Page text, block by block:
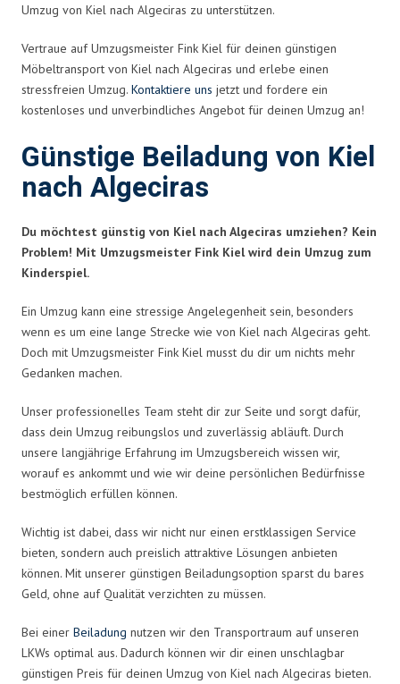
Umzug von Kiel nach Algeciras zu unterstützen.
Vertraue auf Umzugsmeister Fink Kiel für deinen günstigen
Möbeltransport von Kiel nach Algeciras und erlebe einen
stressfreien Umzug. Kontaktiere uns jetzt und fordere ein
kostenloses und unverbindliches Angebot für deinen Umzug an!
Günstige Beiladung von Kiel
nach Algeciras
Du möchtest günstig von Kiel nach Algeciras umziehen? Kein
Problem! Mit Umzugsmeister Fink Kiel wird dein Umzug zum
Kinderspiel.
Ein Umzug kann eine stressige Angelegenheit sein, besonders
wenn es um eine lange Strecke wie von Kiel nach Algeciras geht.
Doch mit Umzugsmeister Fink Kiel musst du dir um nichts mehr
Gedanken machen.
Unser professionelles Team steht dir zur Seite und sorgt dafür,
dass dein Umzug reibungslos und zuverlässig abläuft. Durch
unsere langjährige Erfahrung im Umzugsbereich wissen wir,
worauf es ankommt und wie wir deine persönlichen Bedürfnisse
bestmöglich erfüllen können.
Wichtig ist dabei, dass wir nicht nur einen erstklassigen Service
bieten, sondern auch preislich attraktive Lösungen anbieten
können. Mit unserer günstigen Beiladungsoption sparst du bares
Geld, ohne auf Qualität verzichten zu müssen.
Bei einer Beiladung nutzen wir den Transportraum auf unseren
LKWs optimal aus. Dadurch können wir dir einen unschlagbar
günstigen Preis für deinen Umzug von Kiel nach Algeciras bieten.